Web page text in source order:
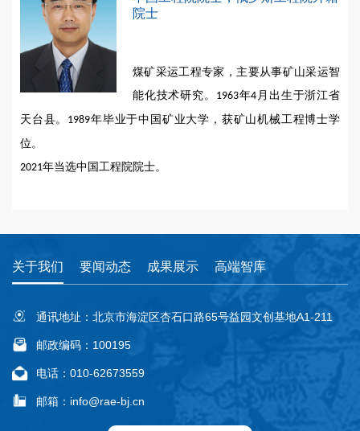
院士
煤矿采运工程专家，主要从事矿山采运智
能化技术研究。 1963年4 月出生于浙江省
天台县。 1989年毕业于中国矿业大学，获矿山机械工程博士学
位。
2021年当选中国工程院院士。
关于我们 要闻动态 成果展示 高端智库
通讯地址：北京市海淀区杏石口路65号益园文创基地A1-211
邮政编码：100195
电话：010-62673559
邮箱：info@rae-bj.cn